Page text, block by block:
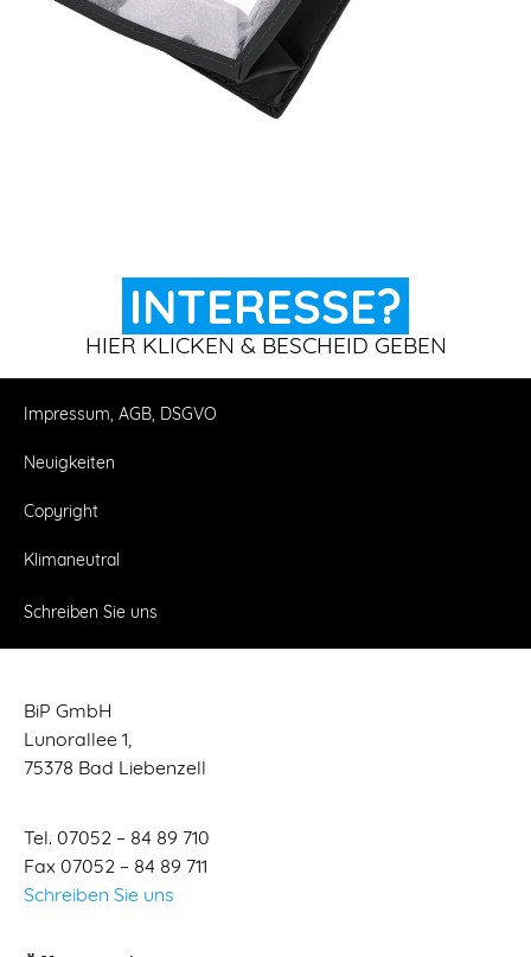
INTERESSE?
HIER KLICKEN & BESCHEID GEBEN
Impressum, AGB, DSGVO
Neuigkeiten
Copyright
Klimaneutral
Schreiben Sie uns
BiP GmbH
Lunorallee 1,
75378 Bad Liebenzell
Tel. 07052 – 84 89 710
Fax 07052 – 84 89 711
Schreiben Sie uns